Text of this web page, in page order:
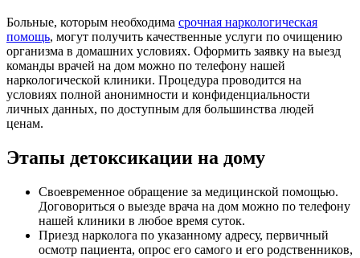
Больные, которым необходима срочная наркологическая
помощь, могут получить качественные услуги по очищению
организма в домашних условиях. Оформить заявку на выезд
команды врачей на дом можно по телефону нашей
наркологической клиники. Процедура проводится на
условиях полной анонимности и конфиденциальности
личных данных, по доступным для большинства людей
ценам.
Этапы детоксикации на дому
Своевременное обращение за медицинской помощью.
Договориться о выезде врача на дом можно по телефону
нашей клиники в любое время суток.
Приезд нарколога по указанному адресу, первичный
осмотр пациента, опрос его самого и его родственников,